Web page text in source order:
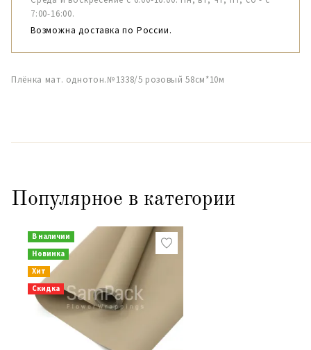
7:00-16:00.
Возможна доставка по России.
Плёнка мат. однотон.№1338/5 розовый 58см*10м
Популярное в категории
В наличии
Новинка
Хит
Скидка